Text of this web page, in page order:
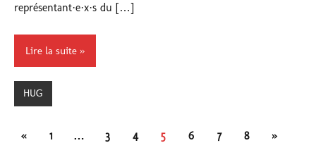
représentant·e·x·s du […]
Lire la suite
HUG
Pagination
«Publications
1 … 3 4 5 6 7 8
Articles
»